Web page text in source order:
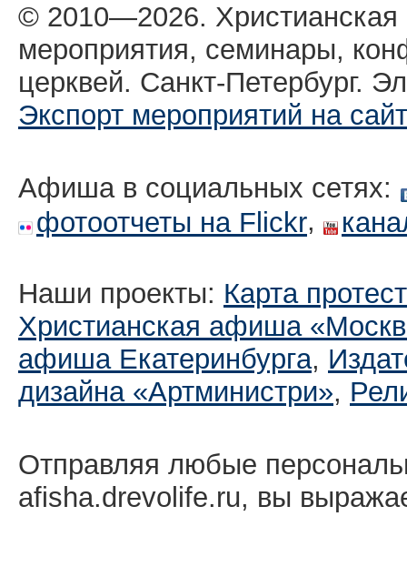
© 2010—2026.
мероприятия, семинары,
церквей. Санкт-Петербург.
Экспорт мероприятий на сайт
Афиша в социальных сетях:
фотоотчеты на Flickr,
Наши проекты: Карта
Христианская афиша
афиша Екатеринбургa,
дизайна «Артминистри»,
Отправляя любые
afisha.drevolife.ru, вы